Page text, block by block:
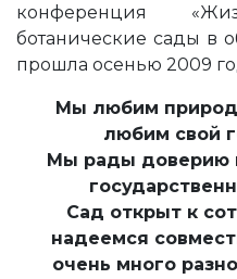
конференция
ботанические сады в
прошла осенью 2009
Мы любим
любим свой
Мы рады доверию
Сад открыт к
надеемся
очень много